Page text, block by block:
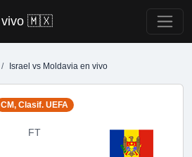
vivo 🇲🇽
Israel vs Moldavia en vivo
CM, Clasif. UEFA
FT